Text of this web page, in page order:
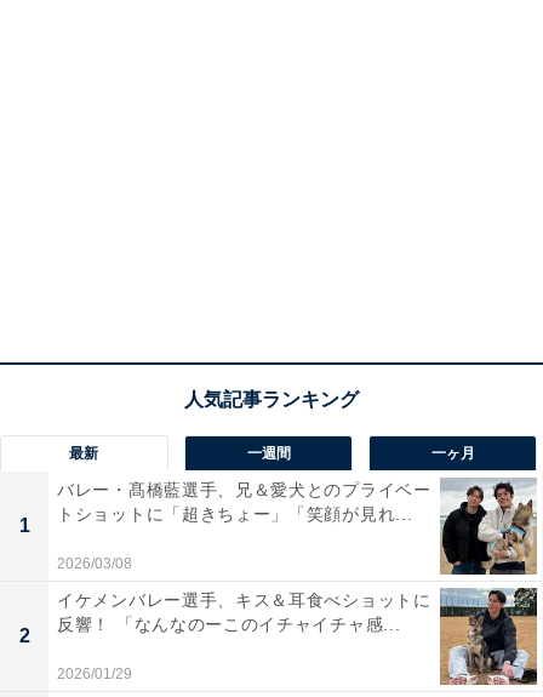
最新 一週間 一ヶ月
1
バレー・髙橋藍選手、兄＆愛犬とのプライベー
トショットに「超きちょー」「笑顔が見れ...
2026/03/08
2
イケメンバレー選手、キス＆耳食べショットに
反響！ 「なんなのーこのイチャイチャ感...
2026/01/29